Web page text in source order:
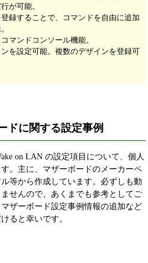
が可能。
録することで、コマンドを自由に追加
マンドコンソール機能。
を設定可能。複数のデザインを登録可
ドに関する設定事例
on LAN の設定項目について、個人
。主に、マザーボードのメーカーペ
等から作成しています。必ずしも動
せんので、あくまでも参考としてご
ザーボード設定事例情報の追加など
ると幸いです。